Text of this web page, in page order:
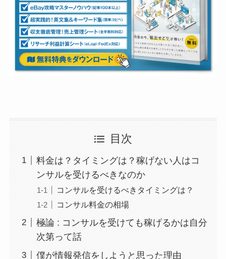
目次
料金は？タイミングは？稼げない人はコ
ンサルを受けるべきなのか
コンサルを受けるべきタイミングは？
コンサル料金の相場
極論 : コンサルを受けても稼げるかは自分
次第って話
僕が情報発信をしようと思った理由